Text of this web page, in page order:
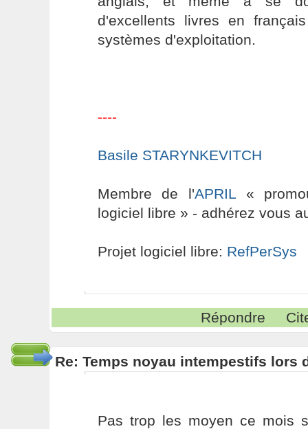
d'excellents livres en
systèmes d'exploitation.
----
Basile STARYNKEVITCH
Membre de l'APRIL «
logiciel libre » - adhérez vous
Projet logiciel libre: RefPerSys
Répondre
Re: Temps noyau intempestifs lors
Pas trop les moyen ce mois